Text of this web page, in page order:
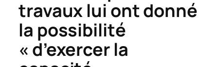
travaux lui ont donné
la possibilité
« d’exercer la